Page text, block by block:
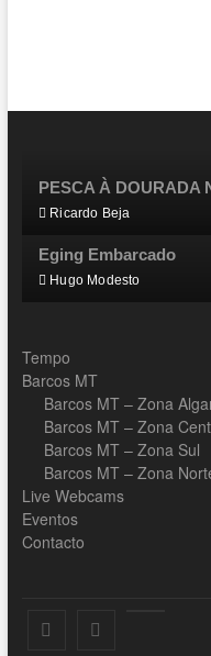
PESCA À DOURADA
Ricardo Beja
Eging Embarcado
Hugo Modesto
Tempo
Barcos MT
Barcos MT – Zona
Barcos MT – Zona
Barcos MT – Zona Sul
Barcos MT – Zona
Live Webcams
Eventos
Contacto
Facebook